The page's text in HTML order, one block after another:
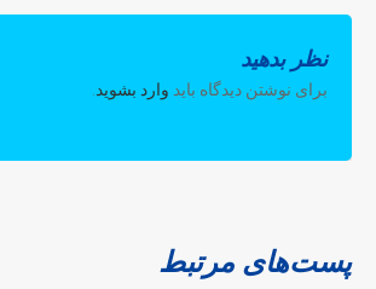
نظر بدهید
برای نوشتن دیدگاه باید وارد بشوید.
پست‌های مرتبط